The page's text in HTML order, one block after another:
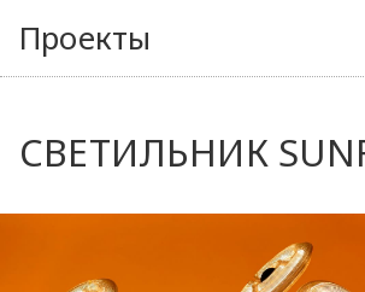
Проекты
СВЕТИЛЬНИК